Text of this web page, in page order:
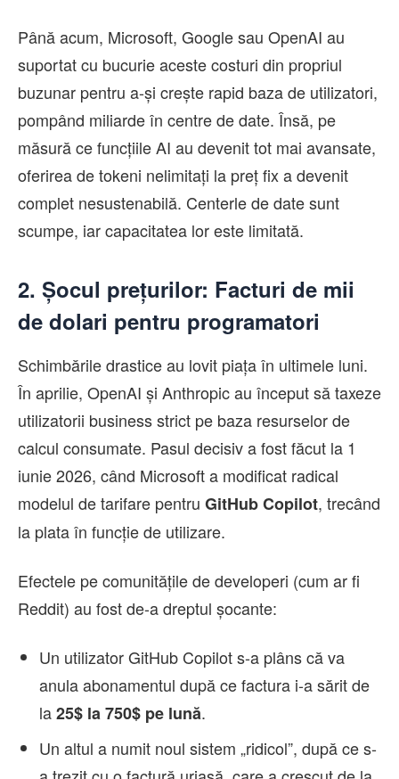
Până acum, Microsoft, Google sau OpenAI au
suportat cu bucurie aceste costuri din propriul
buzunar pentru a-și crește rapid baza de utilizatori,
pompând miliarde în centre de date. Însă, pe
măsură ce funcțiile AI au devenit tot mai avansate,
oferirea de tokeni nelimitați la preț fix a devenit
complet nesustenabilă. Centerle de date sunt
scumpe, iar capacitatea lor este limitată.
2. Șocul prețurilor: Facturi de mii
de dolari pentru programatori
Schimbările drastice au lovit piața în ultimele luni.
În aprilie, OpenAI și Anthropic au început să taxeze
utilizatorii business strict pe baza resurselor de
calcul consumate. Pasul decisiv a fost făcut la 1
iunie 2026, când Microsoft a modificat radical
modelul de tarifare pentru GitHub Copilot, trecând
la plata în funcție de utilizare.
Efectele pe comunitățile de developeri (cum ar fi
Reddit) au fost de-a dreptul șocante:
Un utilizator GitHub Copilot s-a plâns că va
anula abonamentul după ce factura i-a sărit de
la25$ la 750$ pe lună.
Un altul a numit noul sistem „ridicol”, după ce s-